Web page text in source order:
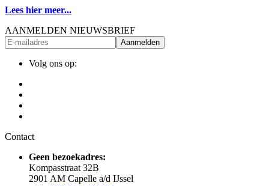
Lees hier meer...
AANMELDEN NIEUWSBRIEF
Aanmelden
Volg ons op:
Contact
Geen bezoekadres:
Kompasstraat 32B
2901 AM Capelle a/d IJssel